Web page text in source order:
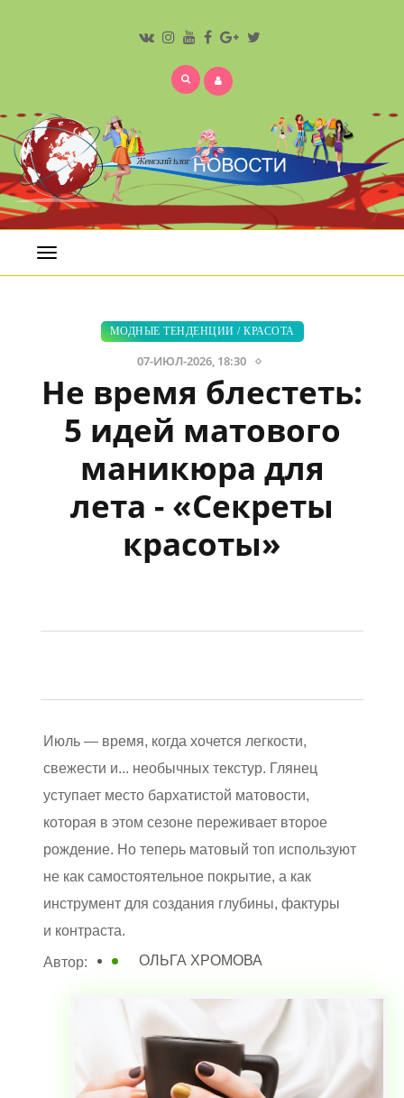
Открыть
меню
МОДНЫЕ ТЕНДЕНЦИИ / КРАСОТА
07-ИЮЛ-2026, 18:30
Не время блестеть:
5 идей матового
маникюра для
лета - «Секреты
красоты»
Июль — время, когда хочется легкости,
свежести и... необычных текстур. Глянец
уступает место бархатистой матовости,
которая в этом сезоне переживает второе
рождение. Но теперь матовый топ используют
не как самостоятельное покрытие, а как
инструмент для создания глубины, фактуры
и контраста.
Автор: ОЛЬГА ХРОМОВА